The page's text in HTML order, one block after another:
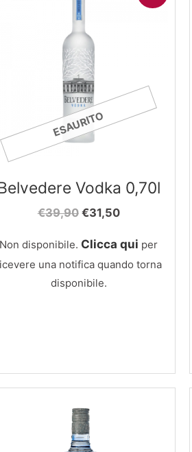
ESAURITO
Vodka 0,70l
€39,90 Il
originale
€39,90.
€31,50Il
attuale
è:
€31,50.
Non disponibile. Clicca qui per
una notifica quando torna
disponibile.